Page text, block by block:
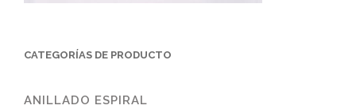
CATEGORÍAS DE PRODUCTO
ANILLADO ESPIRAL